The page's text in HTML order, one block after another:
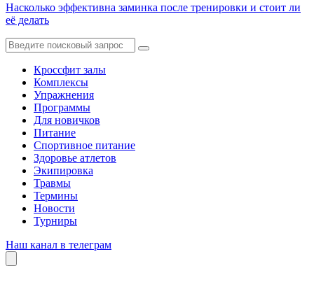
Насколько эффективна заминка после тренировки и стоит ли
её делать
Кроссфит залы
Комплексы
Упражнения
Программы
Для новичков
Питание
Спортивное питание
Здоровье атлетов
Экипировка
Травмы
Термины
Новости
Турниры
Наш канал в телеграм